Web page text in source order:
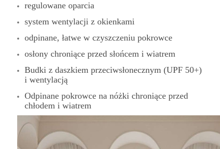
regulowane oparcia
system wentylacji z okienkami
odpinane, łatwe w czyszczeniu pokrowce
osłony chroniące przed słońcem i wiatrem
Budki z daszkiem przeciwsłonecznym (UPF 50+)
i wentylacją
Odpinane pokrowce na nóżki chroniące przed
chłodem i wiatrem